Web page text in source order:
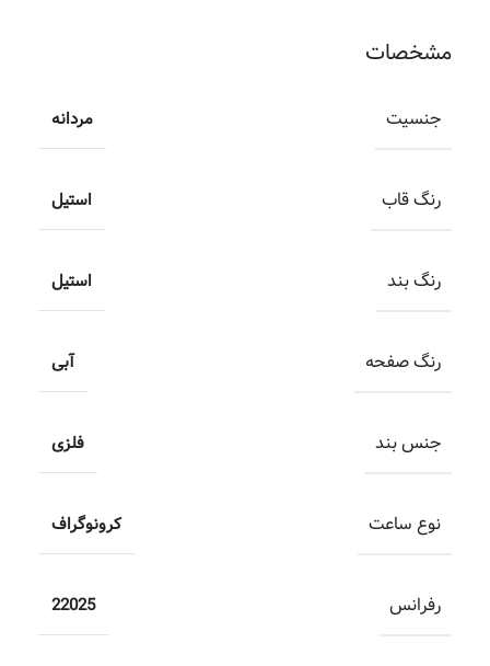
مشخصات
جنسیت مردانه
رنگ قاب استیل
رنگ بند استیل
رنگ صفحه آبی
جنس بند فلزی
نوع ساعت کرونوگراف
رفرانس 22025